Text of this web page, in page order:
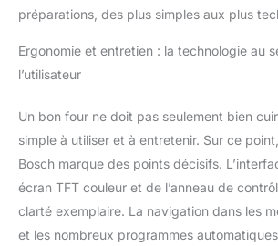
préparations, des plus simples aux plus
Ergonomie et entretien : la technologie au
l’utilisateur
Un bon four ne doit pas seulement bien
simple à utiliser et à entretenir. Sur ce
Bosch marque des points décisifs.
écran TFT couleur et de l’anneau de
clarté exemplaire. La navigation dans les
et les nombreux programmes